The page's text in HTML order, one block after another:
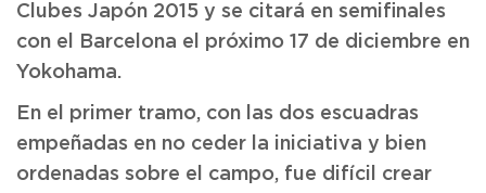
Clubes Japón 2015 y se citará en semifinales
con el Barcelona el próximo 17 de diciembre en
Yokohama.
En el primer tramo, con las dos escuadras
empeñadas en no ceder la iniciativa y bien
ordenadas sobre el campo, fue difícil crear